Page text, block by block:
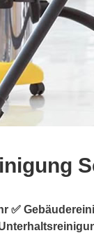
✅